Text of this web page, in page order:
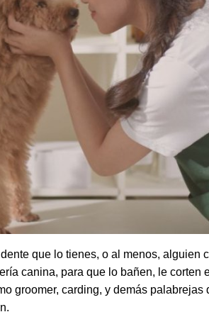
que lo tienes, o al menos, alguien
canina, para que lo bañen, le corten
groomer, carding, y demás palabrejas